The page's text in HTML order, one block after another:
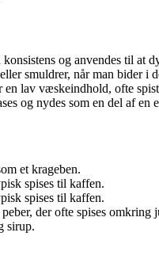
og anvendes til at
smuldrer, når man bider i
en lav væskeindhold, ofte
og nydes som en del af en
et krageben.
spises til kaffen.
spises til kaffen.
der ofte spises omkring
sirup.